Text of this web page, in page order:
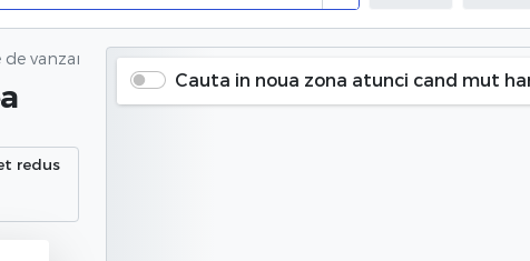
vanzare in Tulcea
redus
Cauta in noua zona atunci cand mut